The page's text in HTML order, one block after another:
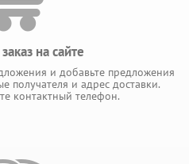
на сайте
и добавьте предложения
получателя и адрес доставки.
контактный телефон.